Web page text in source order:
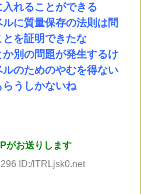
れることができる
に質量保存の法則は問
を証明できたな
別の問題が発生するけ
のためのやむを得ない
うしかないね
がお送りします
ID:/lTRLjsk0.net